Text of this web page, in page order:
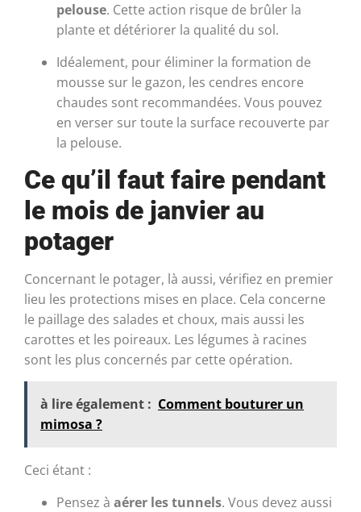
pelouse. Cette action risque de brûler la
plante et détériorer la qualité du sol.
Idéalement, pour éliminer la formation de
mousse sur le gazon, les cendres encore
chaudes sont recommandées. Vous pouvez
en verser sur toute la surface recouverte par
la pelouse.
Ce qu’il faut faire pendant
le mois de janvier au
potager
Concernant le potager, là aussi, vérifiez en premier
lieu les protections mises en place. Cela concerne
le paillage des salades et choux, mais aussi les
carottes et les poireaux. Les légumes à racines
sont les plus concernés par cette opération.
à lire également : Comment bouturer un
mimosa ?
Ceci étant :
Pensez à aérer les tunnels. Vous devez aussi